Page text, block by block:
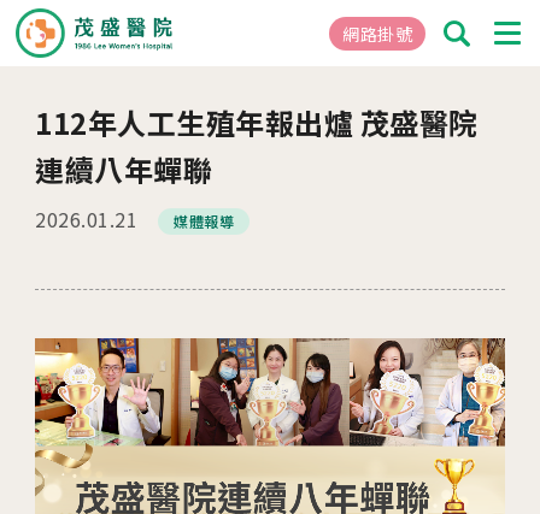
網路掛號
01 關於茂盛
醫院簡介
核心專長
醫院環境與設備
02 醫療團隊
03 就醫指南
112年人工生殖年報出爐 茂盛醫院
連續八年蟬聯
2026.01.21 媒體報導